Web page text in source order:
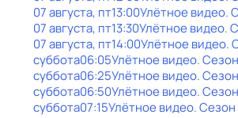
07 августа, пт13:00Улётное видео.
07 августа, пт13:30Улётное видео.
07 августа, пт14:00Улётное видео.
суббота06:05Улётное видео.
суббота06:25Улётное видео.
суббота06:50Улётное видео.
суббота07:15Улётное видео.